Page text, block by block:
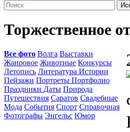
Торжественное
Все фото Волга Выставки
Жанровое Животные Конкурсы
Летопись Литература Истории
Пейзажи Портреты Портфолио
Праздники Даты Природа
Путешествия Саратов Свадебные
Мода События Спорт Справочная
Фотографы Энгельс Юмор